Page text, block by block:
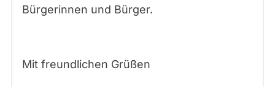
Bürgerinnen und Bürger.
Mit freundlichen Grüßen